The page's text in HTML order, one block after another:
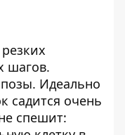
шагов.
Идеально
садится очень
спешит: